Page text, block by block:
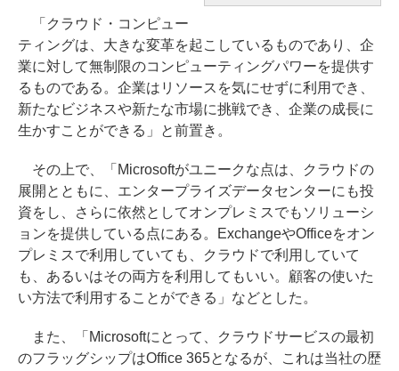
「クラウド・コンピュー
ティングは、大きな変革を起こしているものであり、企
業に対して無制限のコンピューティングパワーを提供す
るものである。企業はリソースを気にせずに利用でき、
新たなビジネスや新たな市場に挑戦でき、企業の成長に
生かすことができる」と前置き。
その上で、「Microsoftがユニークな点は、クラウドの
展開とともに、エンタープライズデータセンターにも投
資をし、さらに依然としてオンプレミスでもソリューシ
ョンを提供している点にある。ExchangeやOfficeをオン
プレミスで利用していても、クラウドで利用していて
も、あるいはその両方を利用してもいい。顧客の使いた
い方法で利用することができる」などとした。
また、「Microsoftにとって、クラウドサービスの最初
のフラッグシップはOffice 365となるが、これは当社の歴